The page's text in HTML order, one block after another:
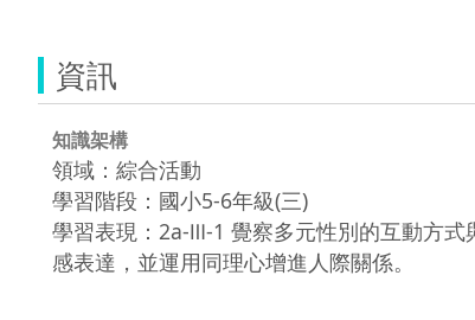
資訊
知識架構
領域：綜合活動
學習階段：國小5-6年級(三)
學習表現：2a-Ⅲ-1 覺察多元性別的互動方式
感表達，並運用同理心增進人際關係。